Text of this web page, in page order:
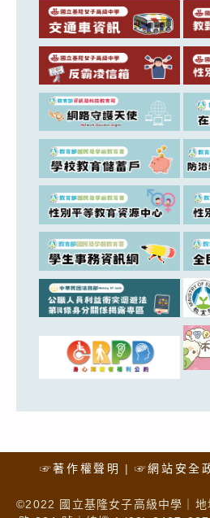
☞著作權聲明 ☞網站安全
©2022 國立基隆女子高級中學｜